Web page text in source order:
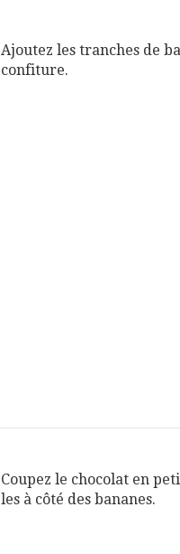
Ajoutez les tranches de
confiture.
Coupez le chocolat en
les à côté des bananes.